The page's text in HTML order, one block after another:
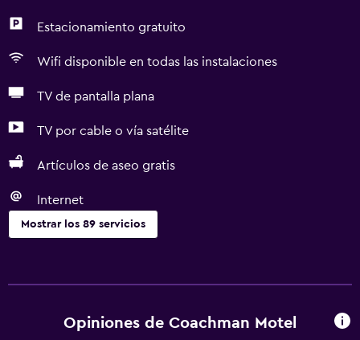
Estacionamiento gratuito
Wifi disponible en todas las instalaciones
TV de pantalla plana
TV por cable o vía satélite
Artículos de aseo gratis
Internet
Mostrar los 89 servicios
Wifi gratis
Opiniones de Coachman Motel